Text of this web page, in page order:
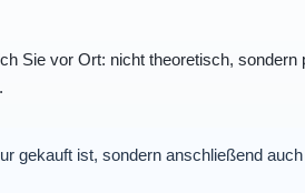
Sie vor Ort: nicht theoretisch,
gekauft ist, sondern anschließend